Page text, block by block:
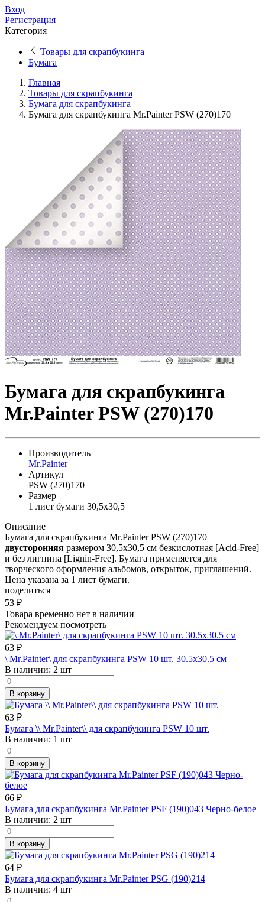
Вход
Регистрация
Категория
Товары для скрапбукинга
Бумага
Главная
Товары для скрапбукинга
Бумага для скрапбукинга
Бумага для скрапбукинга Mr.Painter PSW (270)170
Бумага для скрапбукинга
Mr.Painter PSW (270)170
Производитель
Mr.Painter
Артикул
PSW (270)170
Размер
1 лист бумаги 30,5x30,5
Описание
Бумага для скрапбукинга Mr.Painter PSW (270)170
двусторонняя размером 30,5х30,5 см безкислотная [Acid-Free]
и без лигнина [Lignin-Free]. Бумага применяется для
творческого оформления альбомов, открыток, приглашений.
Цена указана за 1 лист бумаги.
поделиться
53 ₽
Товара временно нет в наличии
Рекомендуем посмотреть
63 ₽
\ Mr.Painter\ для скрапбукинга PSW 10 шт. 30.5х30.5 см
В наличии: 2 шт
В корзину
63 ₽
Бумага \\ Mr.Painter\\ для скрапбукинга PSW 10 шт.
В наличии: 1 шт
В корзину
66 ₽
Бумага для скрапбукинга Mr.Painter PSF (190)043 Черно-белое
В наличии: 2 шт
В корзину
64 ₽
Бумага для скрапбукинга Mr.Painter PSG (190)214
В наличии: 4 шт